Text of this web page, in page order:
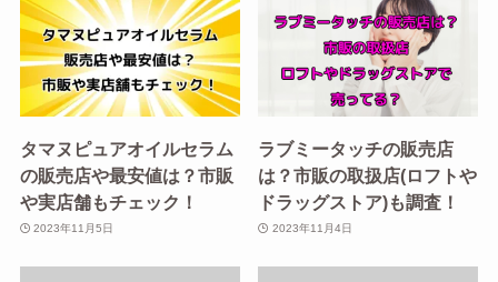
タマヌピュアオイルセラム
の販売店や最安値は？市販
や実店舗もチェック！
2023年11月5日
ラブミータッチの販売店
は？市販の取扱店(ロフトや
ドラッグストア)も調査！
2023年11月4日